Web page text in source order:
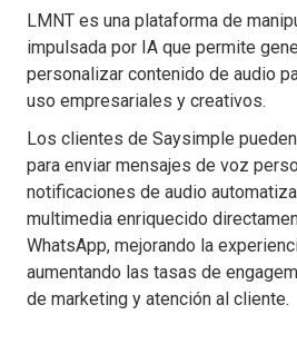
LMNT es una plataforma de
impulsada por IA que permite
personalizar contenido de audio
uso empresariales y creativos.
Los clientes de Saysimple
para enviar mensajes de voz
notificaciones de audio
multimedia enriquecido
WhatsApp, mejorando la
aumentando las tasas de
de marketing y atención al cliente.